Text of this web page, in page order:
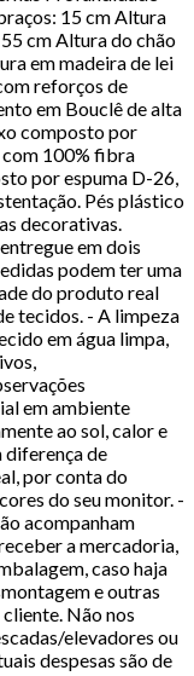
15 cm Altura
cm Altura do chão
em madeira de lei
reforços de
em Bouclê de alta
composto por
100% fibra
por espuma D-26,
Pés plástico
decorativas.
em dois
podem ter uma
do produto real
tecidos. - A limpeza
em água limpa,
em ambiente
ao sol, calor e
diferença de
por conta do
do seu monitor. -
acompanham
a mercadoria,
caso haja
e outras
Não nos
elevadores ou
despesas são de